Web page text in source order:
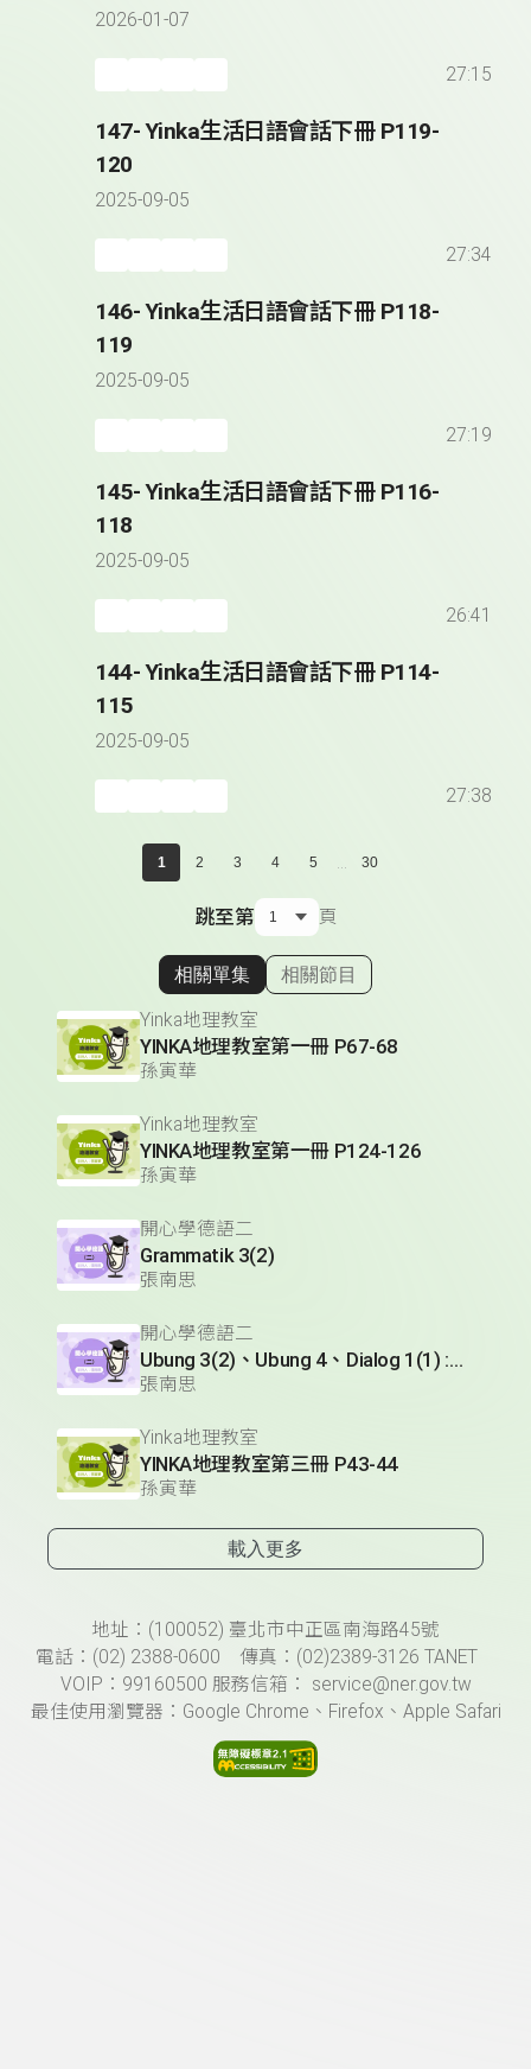
2026-01-07
27:15
147- Yinka生活日語會話下冊 P119-
120
2025-09-05
27:34
146- Yinka生活日語會話下冊 P118-
119
2025-09-05
27:19
145- Yinka生活日語會話下冊 P116-
118
2025-09-05
26:41
144- Yinka生活日語會話下冊 P114-
115
2025-09-05
27:38
1 2 3 4 5 ... 30
跳至第 頁
顯示相關單集
相關單集 相關節目
Yinka地理教室
YINKA地理教室第一冊 P67-68
孫寅華
Yinka地理教室
YINKA地理教室第一冊 P124-126
孫寅華
開心學德語二
Grammatik 3(2)
張南思
開心學德語二
Ubung 3(2)、Ubung 4、Dialog 1(1) :Glossar
張南思
Yinka地理教室
YINKA地理教室第三冊 P43-44
孫寅華
載入更多
頁尾資訊地址：(100052) 臺北市中正區南海路45號
電話：(02) 2388-0600 傳真：(02)2389-3126 TANET
VOIP：99160500 服務信箱： service@ner.gov.tw
最佳使用瀏覽器：Google Chrome、Firefox、Apple Safari